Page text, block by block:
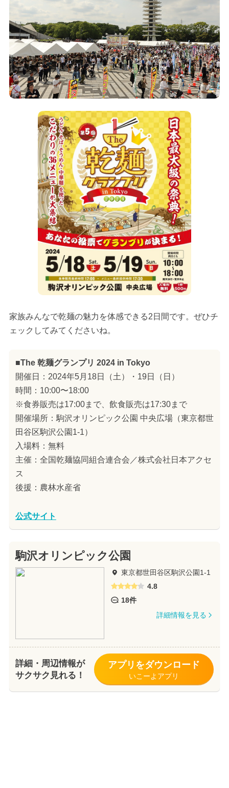
家族みんなで乾麺の魅力を体感できる2日間です。ぜひチ
ェックしてみてくださいね。
■The 乾麺グランプリ 2024 in Tokyo
開催日：2024年5月18日（土）・19日（日）
時間：10:00〜18:00
※食券販売は17:00まで、飲食販売は17:30まで
開催場所：駒沢オリンピック公園 中央広場（東京都世
田谷区駒沢公園1-1）
入場料：無料
主催：全国乾麺協同組合連合会／株式会社日本アクセ
ス
後援：農林水産省
公式サイト
駒沢オリンピック公園
東京都世田谷区駒沢公園1-1
4.8
18件
詳細情報を見る
詳細・周辺情報が
サクサク見れる！
アプリをダウンロード
いこーよアプリ